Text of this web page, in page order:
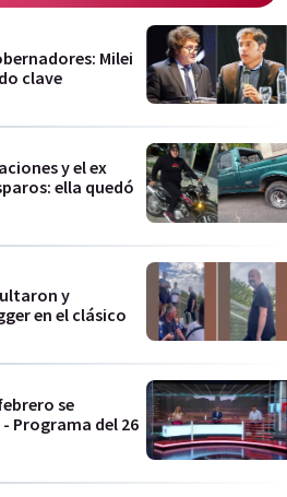
Milei
clave
y el ex
ella quedó
y
en el clásico
se
Programa del 26